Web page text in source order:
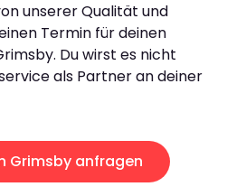
unserer Qualität und
Termin für deinen
Du wirst es nicht
als Partner an deiner
Grimsby anfragen